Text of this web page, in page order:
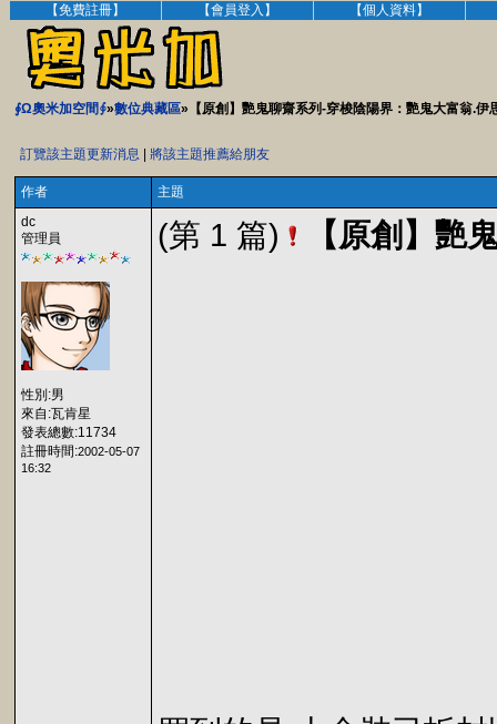
【免費註冊】 【會員登入】 【個人資料】
∮Ω奧米加空間∮»數位典藏區»【原創】艷鬼聊齋系列-穿梭陰陽界：艷鬼大富翁.伊
訂覽該主題更新消息 將該主題推薦給朋友
作者
主題
dc
管理員
性別:男
來自:瓦肯星
發表總數:11734
註冊時間:2002-05-07
16:32
(第 1 篇) 【原創】艷